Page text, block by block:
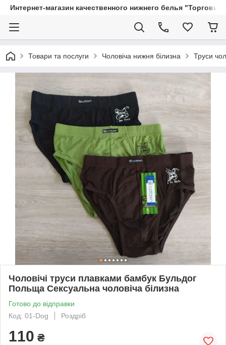
Интернет-магазин качественного нижнего белья
Товари та послуги Чоловіча нижня білизна Труси
Чоловічі труси плавками бамбук Бульдог
Польща Сексуальна чоловіча білизна
Готово до відправки
Код: 01-Dog
Роздріб
110 ₴